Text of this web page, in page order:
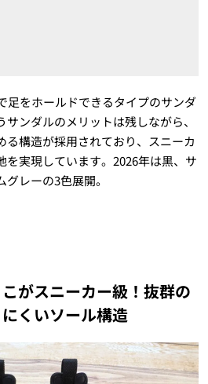
足をホールドできるタイプのサンダ
ンダルのメリットは残しながら、
る構造が採用されており、スニーカ
を実現しています。2026年は黒、サ
レーの3色展開。
がスニーカー級！抜群の
くいソール構造